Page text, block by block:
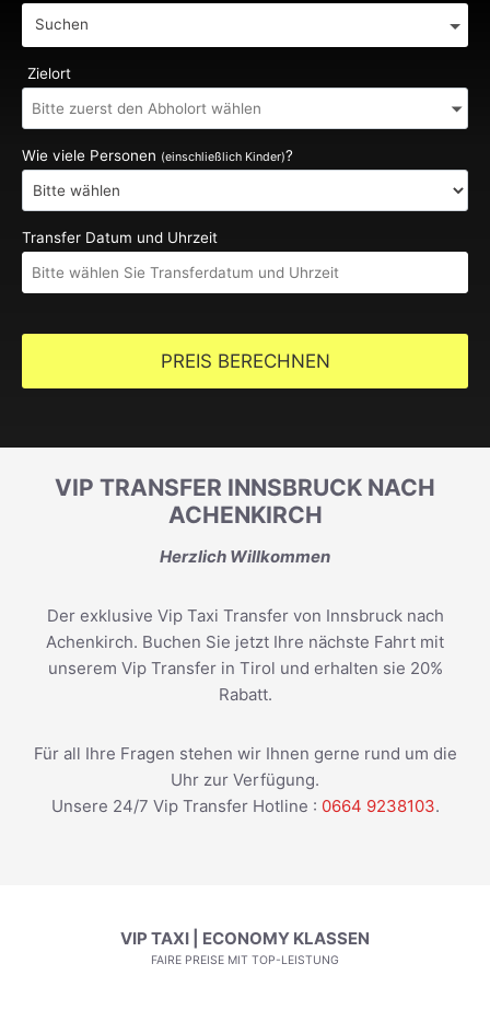
Suchen
Zielort
Wie viele Personen (einschließlich Kinder)?
Transfer Datum und Uhrzeit
PREIS BERECHNEN
VIP TRANSFER INNSBRUCK NACH
ACHENKIRCH
Herzlich Willkommen
Der exklusive Vip Taxi Transfer von Innsbruck nach
Achenkirch. Buchen Sie jetzt Ihre nächste Fahrt mit
unserem Vip Transfer in Tirol und erhalten sie 20%
Rabatt.
Für all Ihre Fragen stehen wir Ihnen gerne rund um die
Uhr zur Verfügung.
Unsere 24/7 Vip Transfer Hotline : 0664 9238103.
VIP TAXI | ECONOMY KLASSEN
FAIRE PREISE MIT TOP-LEISTUNG